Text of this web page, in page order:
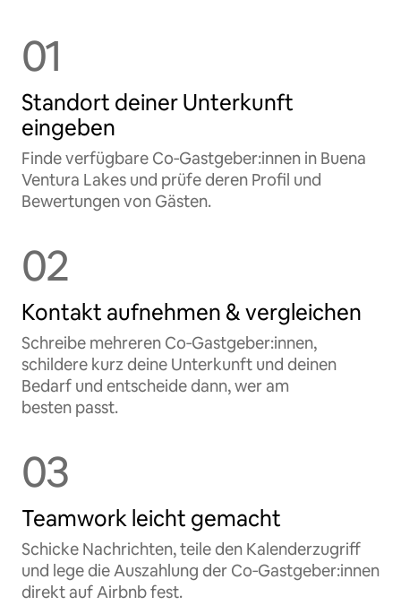
01
Standort deiner Unterkunft
eingeben
Finde verfügbare Co‑Gastgeber:innen in Buena
Ventura Lakes und prüfe deren Profil und
Bewertungen von Gästen.
02
Kontakt aufnehmen & vergleichen
Schreibe mehreren Co‑Gastgeber:innen,
schildere kurz deine Unterkunft und deinen
Bedarf und entscheide dann, wer am
besten passt.
03
Teamwork leicht gemacht
Schicke Nachrichten, teile den Kalenderzugriff
und lege die Auszahlung der Co‑Gastgeber:innen
direkt auf Airbnb fest.